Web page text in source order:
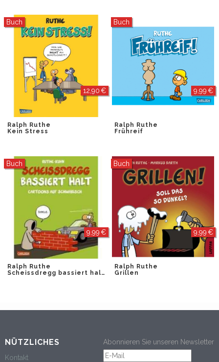
Buch
12,90 €
Ralph Ruthe
Kein Stress
Buch
9,99 €
Ralph Ruthe
Frühreif
Buch
9,99 €
Ralph Ruthe
Scheissdregg bassiert halt
Buch
9,99 €
Ralph Ruthe
Grillen
NÜTZLICHES
Kontakt
Abonnieren Sie unseren Newsletter